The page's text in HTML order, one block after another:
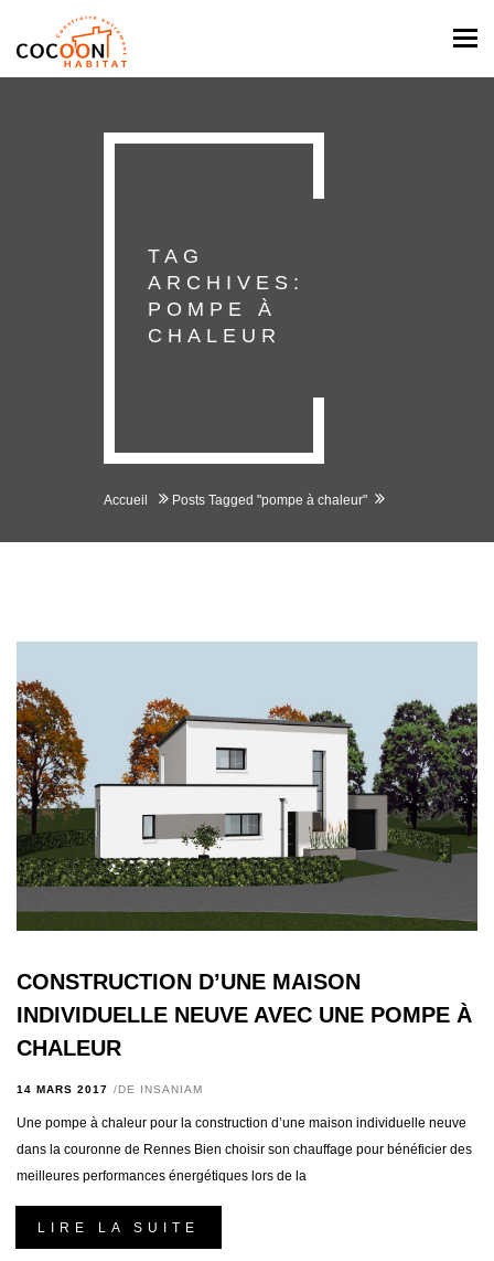
TAG
ARCHIVES:
POMPE À
CHALEUR
Accueil Posts Tagged "pompe à chaleur"
CONSTRUCTION D’UNE MAISON
INDIVIDUELLE NEUVE AVEC UNE POMPE À
CHALEUR
14 MARS 2017 DE INSANIAM
Une pompe à chaleur pour la construction d’une maison individuelle neuve
dans la couronne de Rennes Bien choisir son chauffage pour bénéficier des
meilleures performances énergétiques lors de la
LIRE LA SUITE